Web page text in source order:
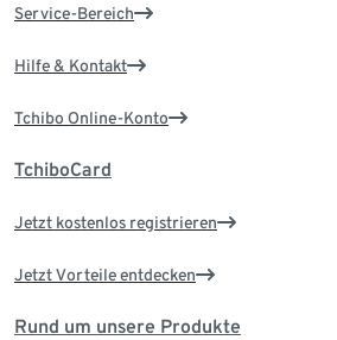
Service-Bereich
Hilfe & Kontakt
Tchibo Online-Konto
TchiboCard
Jetzt kostenlos registrieren
Jetzt Vorteile entdecken
Rund um unsere Produkte